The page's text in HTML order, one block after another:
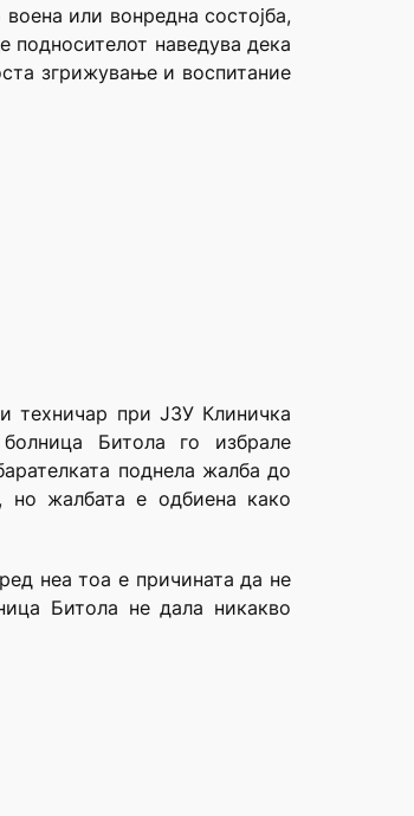
или вонредна состојба,
подносителот наведува дека
згрижување и воспитание
техничар при ЈЗУ Клиничка
Битола го избрале
поднела жалба до
но жалбата е одбиена како
неа тоа е причината да не
Битола не дала никакво